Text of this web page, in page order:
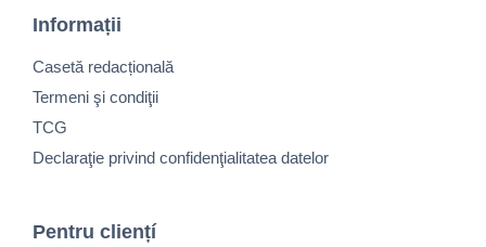
Informații
Casetă redacțională
Termeni şi condiţii
TCG
Declaraţie privind confidenţialitatea datelor
Pentru cliențí